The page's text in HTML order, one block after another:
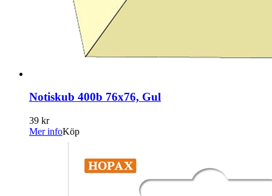
Notiskub 400b 76x76, Gul
39 kr
Mer infoKöp